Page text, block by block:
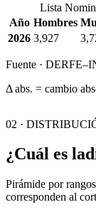
Lista
Año Hombres
2026 3,927
Fuente ·
Δ abs. = cambio
02 ·
¿Cuál es la
Pirámide por
corresponden al